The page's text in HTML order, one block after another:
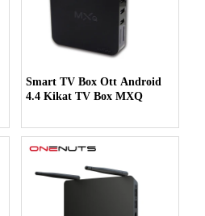
Smart TV Box Ott Android
4.4 Kikat TV Box MXQ